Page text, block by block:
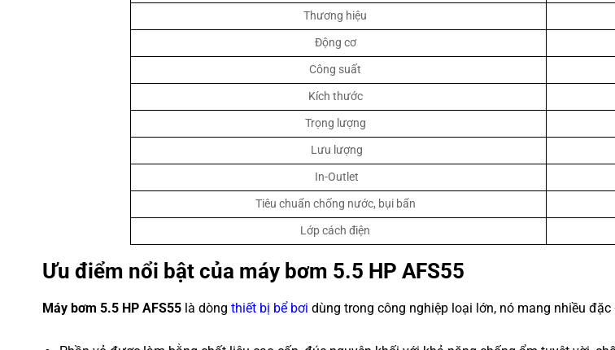
Thương hiệu
Động cơ
Công suất
Kích thước
Trọng lượng
Lưu lượng
In-Outlet
Tiêu chuẩn chống nước, bụi bẩn
Lớp cách điện
Ưu điểm nổi bật của máy bơm 5.5 HP AFS55
Máy bơm 5.5 HP AFS55 là dòng thiết bị bể bơi dùng trong công nghiệp loại lớn, nó mang nhiều